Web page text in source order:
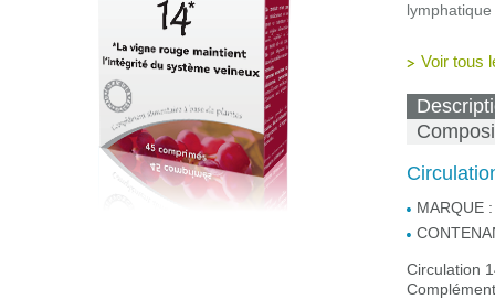
lymphatique
Voir tous
MARQUE :
Circulation